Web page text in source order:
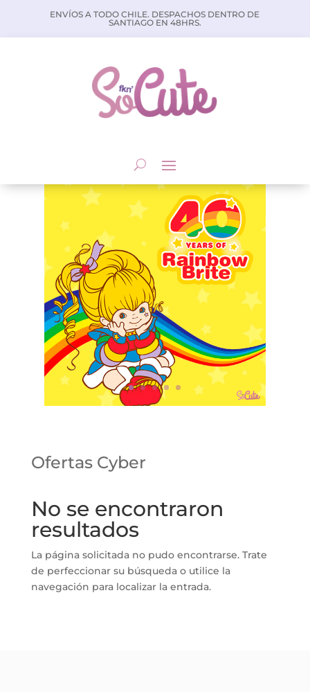
ENVÍOS A TODO CHILE. DESPACHOS DENTRO DE
SANTIAGO EN 48HRS.
Ofertas Cyber
No se encontraron
resultados
La página solicitada no pudo encontrarse. Trate
de perfeccionar su búsqueda o utilice la
navegación para localizar la entrada.